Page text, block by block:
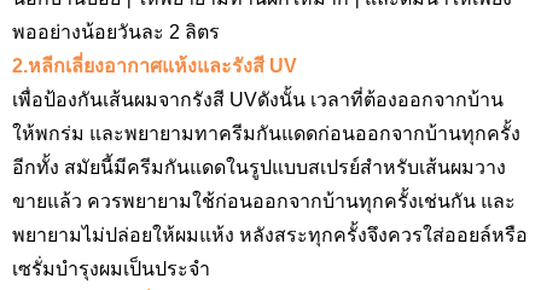
พออย่างน้อยวันละ 2 ลิตร
2.หลีกเลี่ยงอากาศแห้งและรังสี UV
เพื่อป้องกันเส้นผมจากรังสี UVดังนั้น เวลาที่ต้องออกจากบ้าน
ให้พกร่ม และพยายามทาครีมกันแดดก่อนออกจากบ้านทุกครั้ง
อีกทั้ง สมัยนี้มีครีมกันแดดในรูปแบบสเปรย์สำหรับเส้นผมวาง
ขายแล้ว ควรพยายามใช้ก่อนออกจากบ้านทุกครั้งเช่นกัน และ
พยายามไม่ปล่อยให้ผมแห้ง หลังสระทุกครั้งจึงควรใส่ออยล์หรือ
เซรั่มบำรุงผมเป็นประจำ